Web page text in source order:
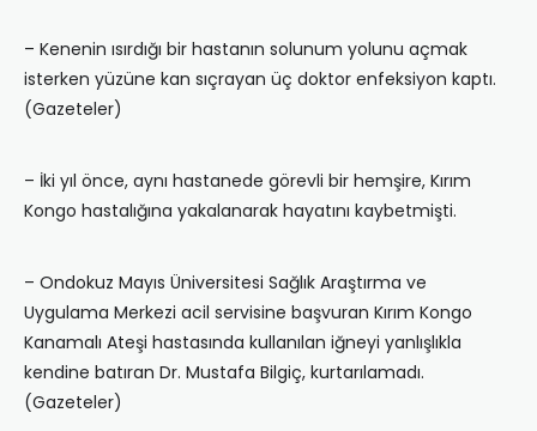
– Kenenin ısırdığı bir hastanın solunum yolunu açmak
isterken yüzüne kan sıçrayan üç doktor enfeksiyon kaptı.
(Gazeteler)
– İki yıl önce, aynı hastanede görevli bir hemşire, Kırım
Kongo hastalığına yakalanarak hayatını kaybetmişti.
– Ondokuz Mayıs Üniversitesi Sağlık Araştırma ve
Uygulama Merkezi acil servisine başvuran Kırım Kongo
Kanamalı Ateşi hastasında kullanılan iğneyi yanlışlıkla
kendine batıran Dr. Mustafa Bilgiç, kurtarılamadı.
(Gazeteler)